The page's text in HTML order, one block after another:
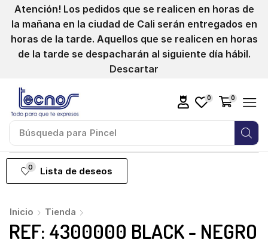
Atención! Los pedidos que se realicen en horas de
la mañana en la ciudad de Cali serán entregados en
horas de la tarde. Aquellos que se realicen en horas
de la tarde se despacharán al siguiente día hábil.
Descartar
Búsqueda para Pincel
0 0
0 Lista de deseos
Inicio Tienda
REF: 4300000 BLACK - NEGRO